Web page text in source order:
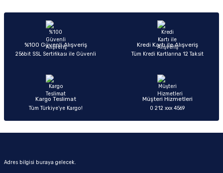
Ürün açıklamasında eksik bilgiler bulunuyor.
Ürün bilgilerinde hatalar bulunuyor.
Ürün fiyatı diğer sitelerden daha pahalı.
Sitemize ilk yorumu siz yapın!
%100 Güvenli Alışveriş
256bit SSL Sertifikası ile Güvenli
Kredi Kartı ile Alışveriş
Tüm Kredi Kartlarına 12 Taksit
Kargo Teslimat
Tüm Türkiye’ye Kargo!
Müşteri Hizmetleri
0 212 xxx 4569
Adres bilgisi buraya gelecek.